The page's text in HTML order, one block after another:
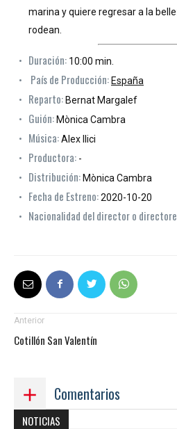
marina y quiere regresar a la
rodean.
Duración: 10:00 min.
País de Producción:España
Reparto:Bernat Margalef
Guión:Mònica Cambra
Música:Alex Ilici
Productora: -
Distribución:Mònica Cambra
Fecha de Estreno:2020-10-20
Nacionalidad del director o
Anterior
Cotillón San Valentín
Comentarios
NOTICIAS